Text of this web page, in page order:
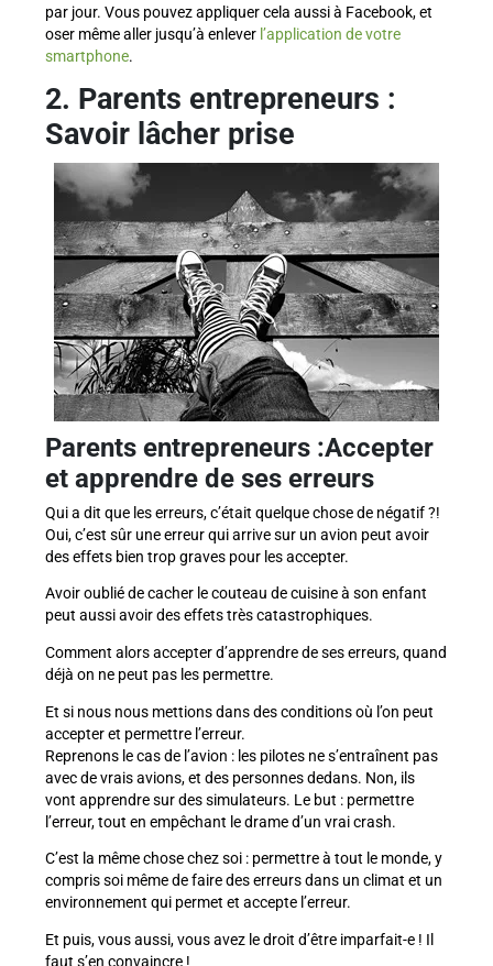
par jour. Vous pouvez appliquer cela aussi à Facebook, et
oser même aller jusqu’à enlever l’application de votre
smartphone.
2. Parents entrepreneurs :
Savoir lâcher prise
Parents entrepreneurs :Accepter
et apprendre de ses erreurs
Qui a dit que les erreurs, c’était quelque chose de négatif ?!
Oui, c’est sûr une erreur qui arrive sur un avion peut avoir
des effets bien trop graves pour les accepter.
Avoir oublié de cacher le couteau de cuisine à son enfant
peut aussi avoir des effets très catastrophiques.
Comment alors accepter d’apprendre de ses erreurs, quand
déjà on ne peut pas les permettre.
Et si nous nous mettions dans des conditions où l’on peut
accepter et permettre l’erreur.
Reprenons le cas de l’avion : les pilotes ne s’entraînent pas
avec de vrais avions, et des personnes dedans. Non, ils
vont apprendre sur des simulateurs. Le but : permettre
l’erreur, tout en empêchant le drame d’un vrai crash.
C’est la même chose chez soi : permettre à tout le monde, y
compris soi même de faire des erreurs dans un climat et un
environnement qui permet et accepte l’erreur.
Et puis, vous aussi, vous avez le droit d’être imparfait-e ! Il
faut s’en convaincre !